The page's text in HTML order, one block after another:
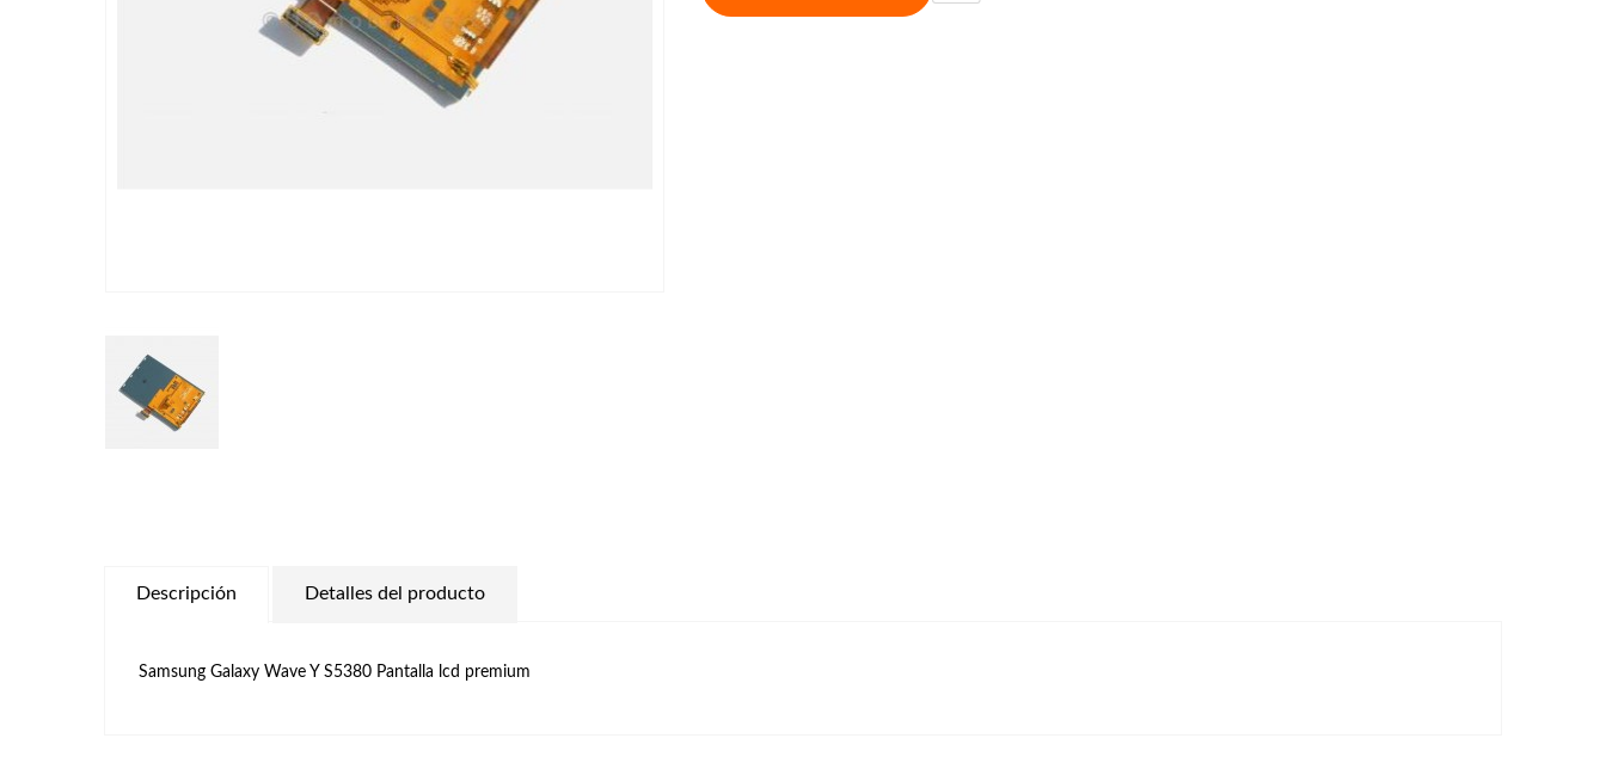
Descripción Detalles del producto
Samsung Galaxy Wave Y S5380 Pantalla lcd premium